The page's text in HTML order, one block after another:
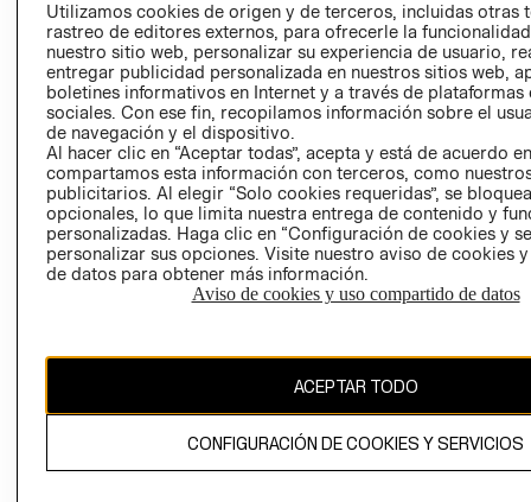
COOKIES
LIBRO DE
Ecuador ($)
CAMBIAR REGIÓN
El contenido de esta página web está protegido por copyright y es
propiedad de H&M Hennes & Mauritz AB.
Utilizamos cookies de origen y de terceros, incluidas otras
rastreo de editores externos, para ofrecerle la
nuestro sitio web, personalizar su experiencia de usuario,
entregar publicidad personalizada en nuestros sitios web,
boletines informativos en Internet y a través de plataformas
sociales. Con ese fin, recopilamos información sobre el
de navegación y el dispositivo.
Al hacer clic en “Aceptar todas”, acepta y está de acuerdo
compartamos esta información con terceros, como
publicitarios. Al elegir “Solo cookies requeridas”, se
opcionales, lo que limita nuestra entrega de contenido y
personalizadas. Haga clic en “Configuración de cookies y
personalizar sus opciones. Visite nuestro aviso de cookies
de datos para obtener más información.
Aviso de cookies y uso compartido de datos
ACEPTAR TODO
CONFIGURACIÓN DE COOKIES Y SERVICIOS